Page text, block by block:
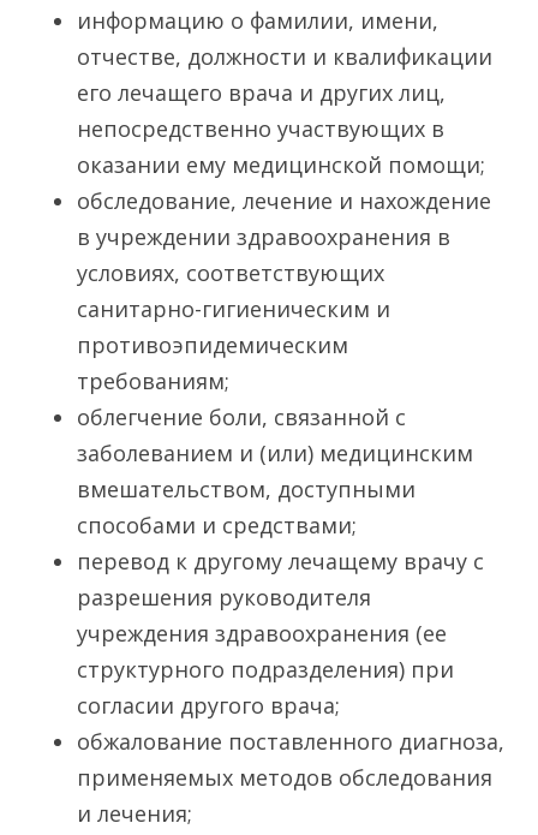
информацию о фамилии, имени,
отчестве, должности и квалификации
его лечащего врача и других лиц,
непосредственно участвующих в
оказании ему медицинской помощи;
обследование, лечение и нахождение
в учреждении здравоохранения в
условиях, соответствующих
санитарно-гигиеническим и
противоэпидемическим
требованиям;
облегчение боли, связанной с
заболеванием и (или) медицинским
вмешательством, доступными
способами и средствами;
перевод к другому лечащему врачу с
разрешения руководителя
учреждения здравоохранения (ее
структурного подразделения) при
согласии другого врача;
обжалование поставленного диагноза,
применяемых методов обследования
и лечения;